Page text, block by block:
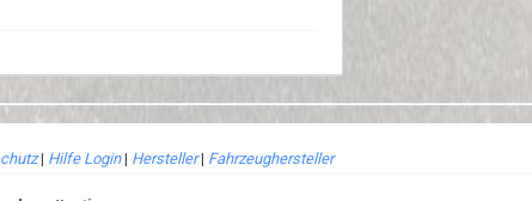
| Hilfe Login| Hersteller| Fahrzeughersteller